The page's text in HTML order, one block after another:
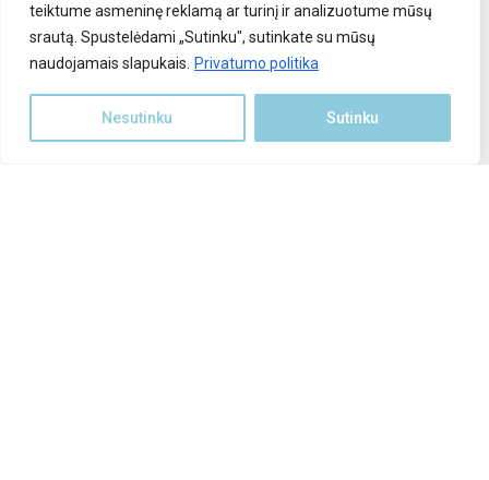
teiktume asmeninę reklamą ar turinį ir analizuotume mūsų
srautą. Spustelėdami „Sutinku", sutinkate su mūsų
naudojamais slapukais.
Privatumo politika
Nesutinku Sutinku
Saulės elektrinės įranga
Parama saulės elektrinei
Stoginės automobiliams
Polių kalimas